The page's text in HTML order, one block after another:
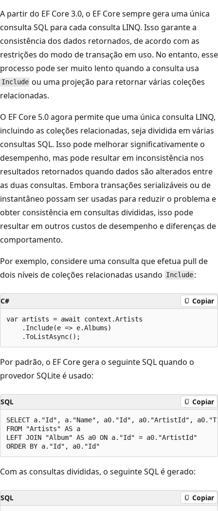
A partir do EF Core 3.0, o EF Core sempre gera uma única
consulta SQL para cada consulta LINQ. Isso garante a
consistência dos dados retornados, de acordo com as
restrições do modo de transação em uso. No entanto, esse
processo pode ser muito lento quando a consulta usa
Include ou uma projeção para retornar várias coleções
relacionadas.
O EF Core 5.0 agora permite que uma única consulta LINQ,
incluindo as coleções relacionadas, seja dividida em várias
consultas SQL. Isso pode melhorar significativamente o
desempenho, mas pode resultar em inconsistência nos
resultados retornados quando dados são alterados entre
as duas consultas. Embora transações serializáveis ou de
instantâneo possam ser usadas para reduzir o problema e
obter consistência em consultas divididas, isso pode
resultar em outros custos de desempenho e diferenças de
comportamento.
Por exemplo, considere uma consulta que efetua pull de
dois níveis de coleções relacionadas usando Include :
C# Copiar
var artists = await context.Artists
    .Include(e => e.Albums)
Por padrão, o EF Core gera o seguinte SQL quando o
provedor SQLite é usado:
SQL Copiar
SELECT a."Id", a."Name", a0."Id", a0."ArtistId",
FROM "Artists" AS a
LEFT JOIN "Album" AS a0 ON a."Id" = a0."ArtistId"
Com as consultas divididas, o seguinte SQL é gerado:
SQL Copiar